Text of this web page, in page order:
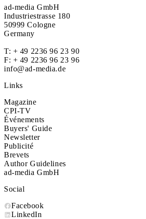
ad-media GmbH
Industriestrasse 180
50999 Cologne
Germany
T: + 49 2236 96 23 90
F: + 49 2236 96 23 96
info@ad-media.de
Links
Magazine
CPI-TV
Événements
Buyers' Guide
Newsletter
Publicité
Brevets
Author Guidelines
ad-media GmbH
Social
Facebook
LinkedIn